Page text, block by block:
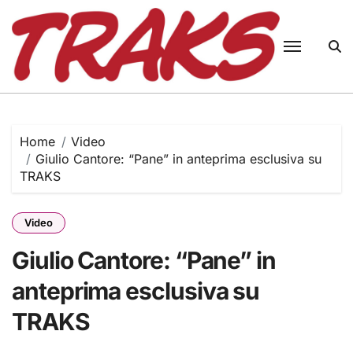
content
Home
Video
Giulio Cantore: “Pane” in anteprima esclusiva su
TRAKS
Video
Giulio Cantore: “Pane” in
anteprima esclusiva su
TRAKS